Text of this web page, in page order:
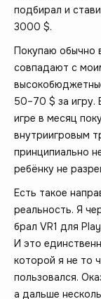
подбирал и
3000 $.
Покупаю обычно
совпадают с
50–70 $ за игру.
игре в месяц
внутриигровым
принципиально
ребёнку не
Есть такое
реальность. Я
брал VR1 для
И это
которой я не то
пользовался.
а дальше